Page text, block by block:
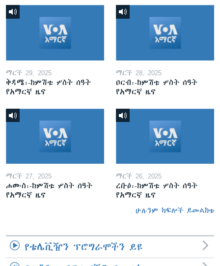
ማርች 29, 2025
ቅዳሜ፡-ከምሽቱ ሦስት ሰዓት
የአማርኛ ዜና
ማርች 28, 2025
ዐርብ፡-ከምሽቱ ሦስት ሰዓት
የአማርኛ ዜና
ማርች 27, 2025
ሐሙስ፡-ከምሽቱ ሦስት ሰዓት
የአማርኛ ዜና
ማርች 26, 2025
ረቡዕ፡-ከምሽቱ ሦስት ሰዓት
የአማርኛ ዜና
ሁሉንም ክፍሎች ይመልከቱ
የቴሌቪዥን ፕሮግራሞችን ይዩ